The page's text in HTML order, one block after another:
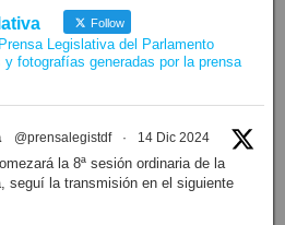
Follow
Legislativa del Parlamento
fotografías generadas por la prensa
@prensalegistdf · 14 Dic 2024
la 8ª sesión ordinaria de la
seguí la transmisión en el siguiente